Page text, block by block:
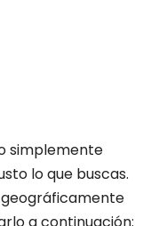
simplemente
lo que buscas.
geográficamente